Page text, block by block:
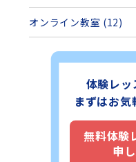
オンライン教室 (12)
体験レッ
まずはお
無料体験
申